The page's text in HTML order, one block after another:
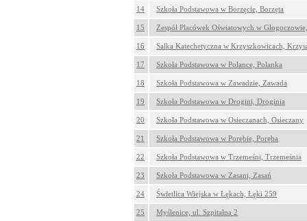
14 Szkoła Podstawowa w Borzęcie, Borzęta
15 Zespół Placówek Oświatowych w
16 Salka Katechetyczna w Krzyszkowicach,
17 Szkoła Podstawowa w Polance, Polanka
18 Szkoła Podstawowa w Zawadzie, Zawada
19 Szkoła Podstawowa w Drogini, Droginia
20 Szkoła Podstawowa w Osieczanach, Osieczany
21 Szkoła Podstawowa w Porębie, Poręba
22 Szkoła Podstawowa w Trzemeśni, Trzemeśnia
23 Szkoła Podstawowa w Zasani, Zasań
24 Świetlica Wiejska w Łękach, Łęki 259
25 Myślenice, ul. Szpitalna 2